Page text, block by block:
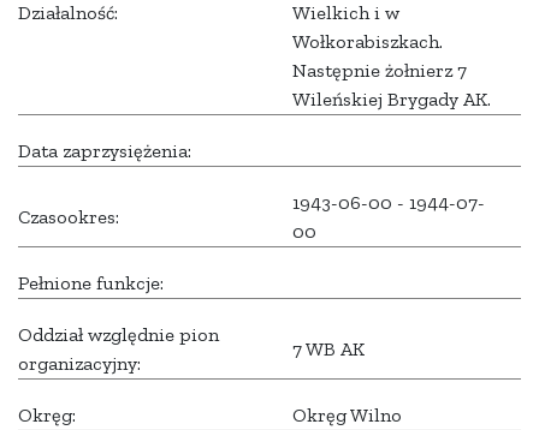
Działalność:
Wielkich i w
Wołkorabiszkach.
Następnie żołnierz 7
Wileńskiej Brygady AK.
Data zaprzysiężenia:
Czasookres:
1943-06-00 - 1944-07-
00
Pełnione funkcje:
Oddział względnie pion
organizacyjny:
7 WB AK
Okręg: Okręg Wilno